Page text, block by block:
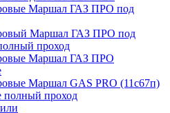
Маршал ГАЗ ПРО под
Маршал ГАЗ ПРО под
проход
Маршал ГАЗ ПРО
Маршал GAS PRO (11с67п)
полный проход